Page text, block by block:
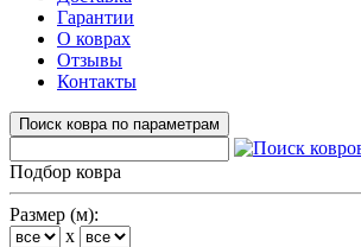
Гарантии
О коврах
Отзывы
Контакты
Поиск ковра по параметрам
Подбор ковра
Размер (м):
x